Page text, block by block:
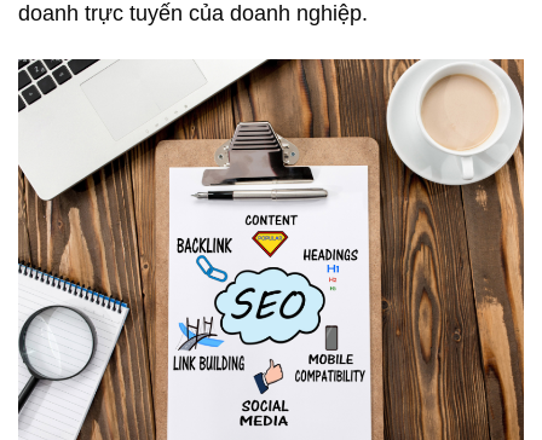
doanh trực tuyến của doanh nghiệp.